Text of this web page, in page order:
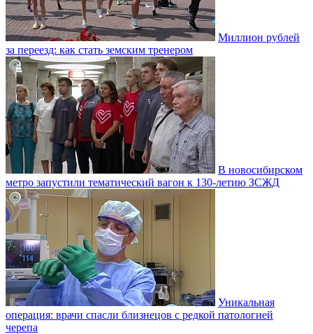
Миллион рублей
за переезд: как стать земским тренером
В новосибирском
метро запустили тематический вагон к 130-летию ЗСЖД
Уникальная
операция: врачи спасли близнецов с редкой патологией
черепа